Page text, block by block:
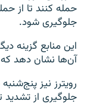
حمله کنند تا از
جلوگیری شود.
این منابع گزینه
آن‌ها نشان دهد که
رویترز نیز
جلوگیری از